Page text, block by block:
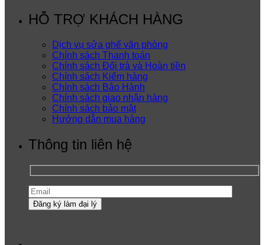
HỖ TRỢ KHÁCH HÀNG
Dịch vụ sửa ghế văn phòng
Chính sách Thanh toán
Chính sách Đổi trả và Hoàn tiền
Chính sách Kiểm hàng
Chính sách Bảo Hành
Chính sách giao nhận hàng
Chính sách bảo mật
Hướng dẫn mua hàng
Thông tin liên hệ